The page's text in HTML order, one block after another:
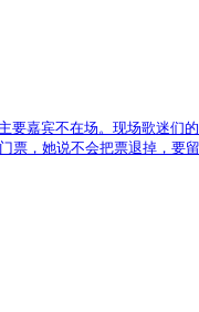
嘉宾不在场。现场歌迷
，她说不会把票退掉，要